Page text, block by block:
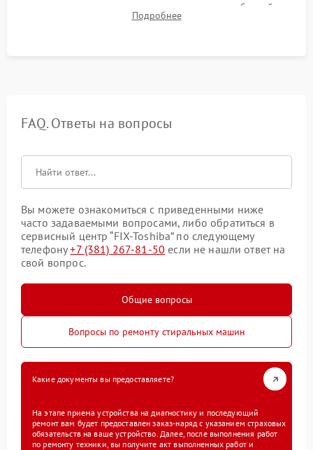
корректности слива, отсутствия излишних вибраций,
посторонних стуков и протечек под корпусом.
Подробнее
FAQ. Ответы на вопросы
Вы можете ознакомиться с приведенными ниже
часто задаваемыми вопросами, либо обратиться в
сервисный центр “FIX-Toshiba” по следующему
телефону+7 (381) 267-81-50 если не нашли ответ на
свой вопрос.
Общие вопросы
Вопросы по ремонту стиральных машин
Какие документы вы предоставляете?
На этапе приема устройства на диагностику и последующий
ремонт вам будет предоставлен заказ-наряд с указанием страховых
обязательств на ваше устройство. Далее, после выполнения работ
по ремонту техники, вы получите акт выполненных работ и